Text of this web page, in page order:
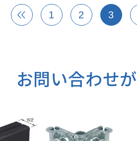
1 2 3
お問い合わせが